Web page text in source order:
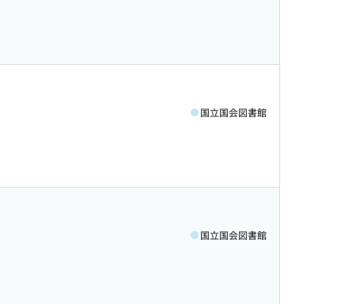
国立国会図書館
国立国会図書館